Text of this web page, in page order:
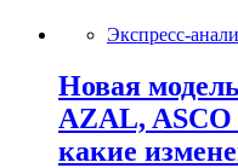
Экспресс-
Новая
AZAL, ASCO
какие